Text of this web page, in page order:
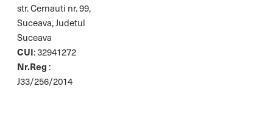
str. Cernauti nr. 99,
Suceava, Judetul
Suceava
CUI: 32941272
Nr.Reg:
J33/256/2014